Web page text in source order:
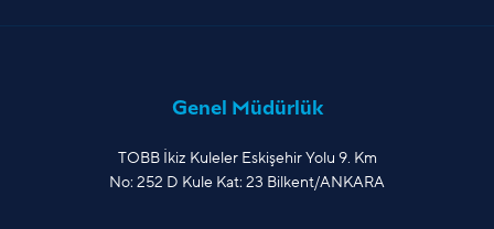
Genel Müdürlük
TOBB İkiz Kuleler Eskişehir Yolu 9. Km
No: 252 D Kule Kat: 23 Bilkent/ANKARA